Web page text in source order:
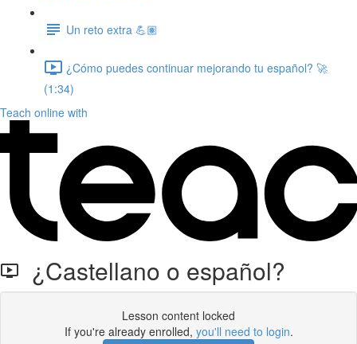
Un reto extra 💪🏽
¿Cómo puedes continuar mejorando tu español? 🚀
(1:34)
Teach online with
¿Castellano o español?
Lesson content locked
If you're already enrolled, you'll need to login.